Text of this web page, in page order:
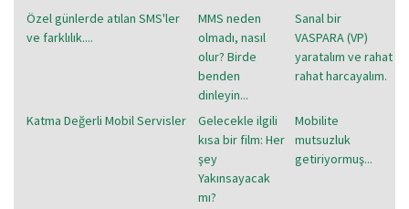
Özel günlerde atılan SMS'ler
ve farklılık....
MMS neden
olmadı, nasıl
olur? Birde
benden
dinleyin...
Sanal bir
VASPARA (VP)
yaratalım ve rahat
rahat harcayalım.
Katma Değerli Mobil Servisler
Gelecekle ilgili
kısa bir film: Her
şey
Yakınsayacak
mı?
Mobilite
mutsuzluk
getiriyormuş...